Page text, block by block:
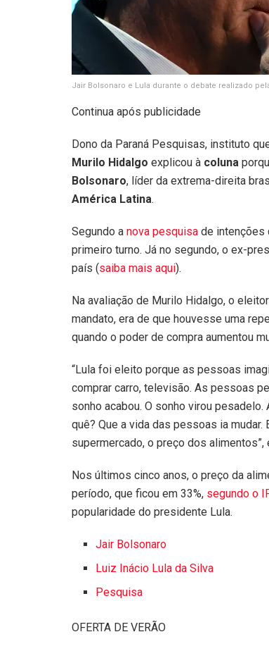
Jair Bolsonaro e Lula durante o debate realizado
Continua após publicidade
Dono da Paraná Pesquisas, instituto
Murilo Hidalgo explicou à coluna
Bolsonaro, líder da extrema-direita
América Latina.
Segundo a nova pesquisa de intenções
primeiro turno. Já no segundo, o ex-
país (saiba mais aqui).
Na avaliação de Murilo Hidalgo, o
mandato, era de que houvesse uma
quando o poder de compra aumentou
“Lula foi eleito porque as pessoas
comprar carro, televisão. As pessoas
sonho acabou. O sonho virou
quê? Que a vida das pessoas ia mudar.
supermercado, o preço dos
Nos últimos cinco anos, o preço da
período, que ficou em 33%, segundo o
popularidade do presidente Lula.
Jair Bolsonaro
Luiz Inácio Lula da Silva
Pesquisa
OFERTA DE VERÃO